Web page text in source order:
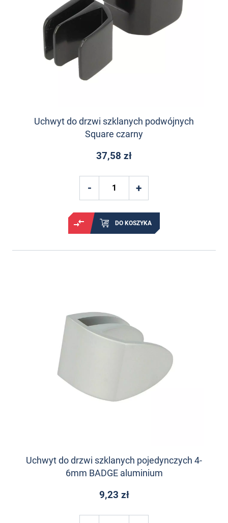
Uchwyt do drzwi szklanych podwójnych
Square czarny
37,58 zł
DO KOSZYKA
Uchwyt do drzwi szklanych pojedynczych 4-
6mm BADGE aluminium
9,23 zł